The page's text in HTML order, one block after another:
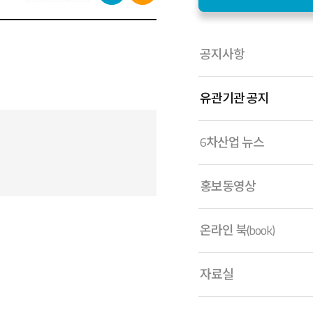
공지사항
유관기관 공지
6차산업 뉴스
홍보동영상
온라인 북(book)
자료실